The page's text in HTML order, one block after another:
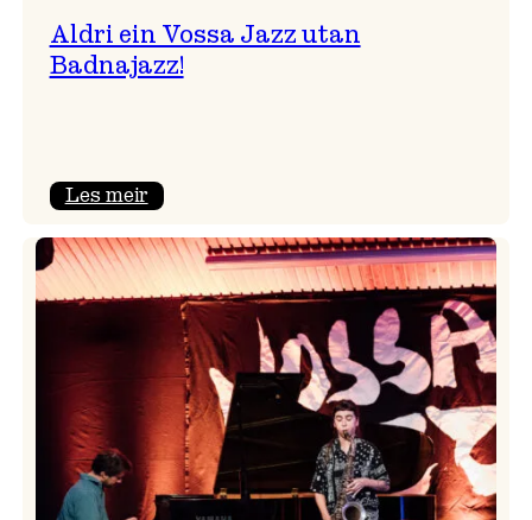
Aldri ein Vossa Jazz utan
Badnajazz!
Les meir:
ein
Vossa
Jazz
utan
Badnajazz!